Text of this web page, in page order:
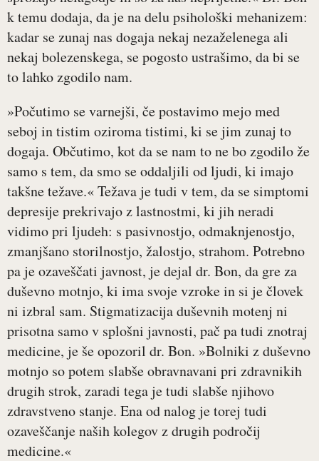
k temu dodaja, da je na delu psihološki mehanizem:
kadar se zunaj nas dogaja nekaj nezaželenega ali
nekaj bolezenskega, se pogosto ustrašimo, da bi se
to lahko zgodilo nam.
»Počutimo se varnejši, če postavimo mejo med
seboj in tistim oziroma tistimi, ki se jim zunaj to
dogaja. Občutimo, kot da se nam to ne bo zgodilo že
samo s tem, da smo se oddaljili od ljudi, ki imajo
takšne težave.« Težava je tudi v tem, da se simptomi
depresije prekrivajo z lastnostmi, ki jih neradi
vidimo pri ljudeh: s pasivnostjo, odmaknjenostjo,
zmanjšano storilnostjo, žalostjo, strahom. Potrebno
pa je ozaveščati javnost, je dejal dr. Bon, da gre za
duševno motnjo, ki ima svoje vzroke in si je človek
ni izbral sam. Stigmatizacija duševnih motenj ni
prisotna samo v splošni javnosti, pač pa tudi znotraj
medicine, je še opozoril dr. Bon. »Bolniki z duševno
motnjo so potem slabše obravnavani pri zdravnikih
drugih strok, zaradi tega je tudi slabše njihovo
zdravstveno stanje. Ena od nalog je torej tudi
ozaveščanje naših kolegov z drugih področij
medicine.«